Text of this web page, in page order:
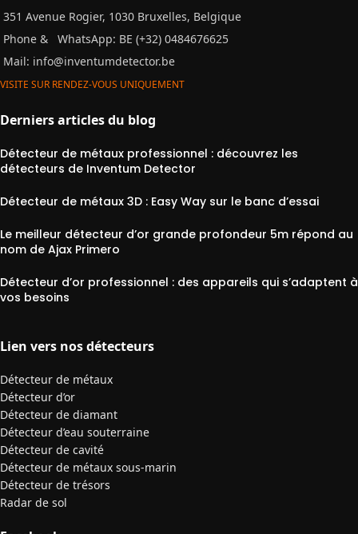
351 Avenue Rogier, 1030 Bruxelles, Belgique
Phone &
WhatsApp: BE (+32) 0484676625
Mail: info@inventumdetector.be
VISITE SUR RENDEZ-VOUS UNIQUEMENT
Derniers articles du blog
Détecteur de métaux professionnel : découvrez les
détecteurs de Inventum Detector
Détecteur de métaux 3D : Easy Way sur le banc d’essai
Le meilleur détecteur d’or grande profondeur 5m répond au
nom de Ajax Primero
Détecteur d’or professionnel : des appareils qui s’adaptent à
vos besoins
Lien vers nos détecteurs
Détecteur de métaux
Détecteur d’or
Détecteur de diamant
Détecteur d’eau souterraine
Détecteur de cavité
Détecteur de métaux sous-marin
Détecteur de trésors
Radar de sol